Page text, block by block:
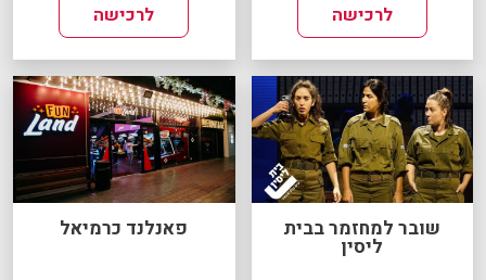
לרכישה לרכישה
שובר למחזמר בבית
ליסין
פאנלנד כרמיאל